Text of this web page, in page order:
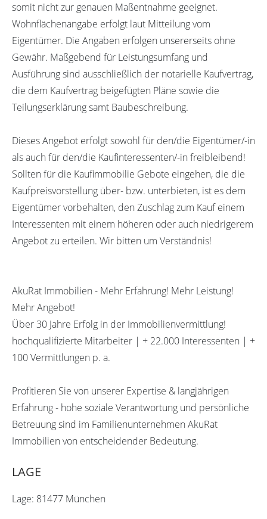
somit nicht zur genauen Maßentnahme geeignet.
Wohnflächenangabe erfolgt laut Mitteilung vom
Eigentümer. Die Angaben erfolgen unsererseits ohne
Gewähr. Maßgebend für Leistungsumfang und
Ausführung sind ausschließlich der notarielle Kaufvertrag,
die dem Kaufvertrag beigefügten Pläne sowie die
Teilungserklärung samt Baubeschreibung.
Dieses Angebot erfolgt sowohl für den/die Eigentümer/-in
als auch für den/die Kaufinteressenten/-in freibleibend!
Sollten für die Kaufimmobilie Gebote eingehen, die die
Kaufpreisvorstellung über- bzw. unterbieten, ist es dem
Eigentümer vorbehalten, den Zuschlag zum Kauf einem
Interessenten mit einem höheren oder auch niedrigerem
Angebot zu erteilen. Wir bitten um Verständnis!
AkuRat Immobilien - Mehr Erfahrung! Mehr Leistung!
Mehr Angebot!
Über 30 Jahre Erfolg in der Immobilienvermittlung!
hochqualifizierte Mitarbeiter | + 22.000 Interessenten | +
100 Vermittlungen p. a.
Profitieren Sie von unserer Expertise & langjährigen
Erfahrung - hohe soziale Verantwortung und persönliche
Betreuung sind im Familienunternehmen AkuRat
Immobilien von entscheidender Bedeutung.
LAGE
Lage: 81477 München